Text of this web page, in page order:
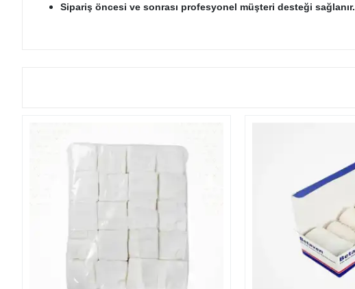
Sipariş öncesi ve sonrası profesyonel müşteri desteği sağlanır.